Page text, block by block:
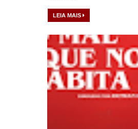
LEIA MAIS